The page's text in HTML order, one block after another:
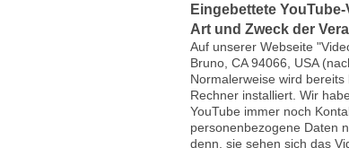
Eingebettete
Art und Zweck der
Auf unserer Webseite
Bruno, CA 94066, USA
Normalerweise wird
Rechner installiert. Wir
YouTube immer noch
personenbezogene Daten
denn, sie sehen sich das